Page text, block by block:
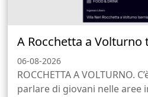
A Rocchetta a Volturno
06-08-2026
ROCCHETTA A VOLTURNO.
parlare di giovani nelle aree